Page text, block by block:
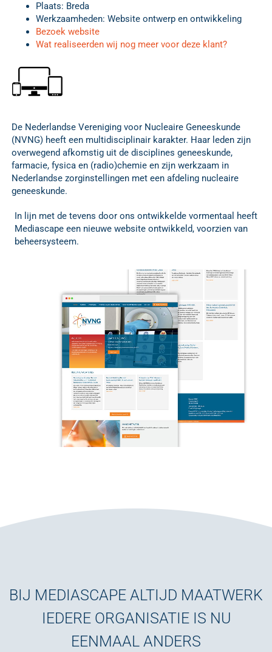
Plaats: Breda
Werkzaamheden: Website ontwerp en ontwikkeling
Bezoek website
Wat realiseerden wij nog meer voor deze klant?
De Nederlandse Vereniging voor Nucleaire Geneeskunde
(NVNG) heeft een multidisciplinair karakter. Haar leden zijn
overwegend afkomstig uit de disciplines geneeskunde,
farmacie, fysica en (radio)chemie en zijn werkzaam in
Nederlandse zorginstellingen met een afdeling nucleaire
geneeskunde.
In lijn met de tevens door ons ontwikkelde vormentaal heeft
Mediascape een nieuwe website ontwikkeld, voorzien van
beheersysteem.
BIJ MEDIASCAPE ALTIJD MAATWERK
IEDERE ORGANISATIE IS NU
EENMAAL ANDERS